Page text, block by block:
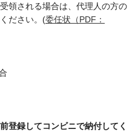
領される場合は、代理人の方の
ださい。(委任状（PDF：
登録してコンビニで納付してく